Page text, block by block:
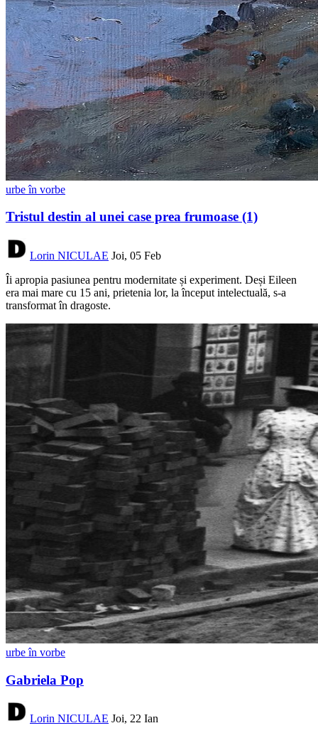
urbe în vorbe
Tristul destin al unei case prea frumoase (1)
Lorin NICULAE Joi, 05 Feb
Îi apropia pasiunea pentru modernitate și experiment. Deși Eileen
era mai mare cu 15 ani, prietenia lor, la început intelectuală, s-a
transformat în dragoste.
urbe în vorbe
Gabriela Pop
Lorin NICULAE Joi, 22 Ian